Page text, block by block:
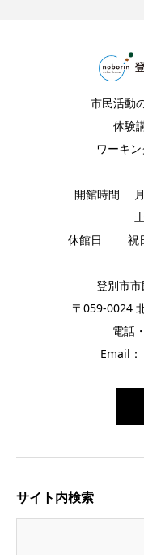
市民活動
体験
ワーキ
開館時間
土・日
休館日 祝日
登別市
〒059-0024
電話
Email
サイト内検索